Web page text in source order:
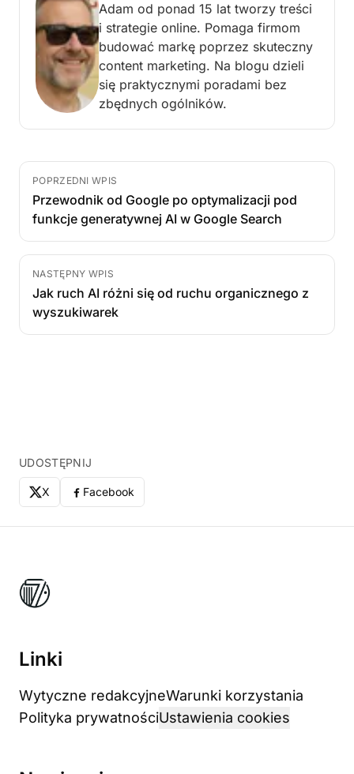
Adam od ponad 15 lat tworzy treści
i strategie online. Pomaga firmom
budować markę poprzez skuteczny
content marketing. Na blogu dzieli
się praktycznymi poradami bez
zbędnych ogólników.
POPRZEDNI WPIS
Przewodnik od Google po optymalizacji pod
funkcje generatywnej AI w Google Search
NASTĘPNY WPIS
Jak ruch AI różni się od ruchu organicznego z
wyszukiwarek
UDOSTĘPNIJ
X Facebook
Linki
Wytyczne redakcyjneWarunki korzystania
Polityka prywatnościUstawienia cookies